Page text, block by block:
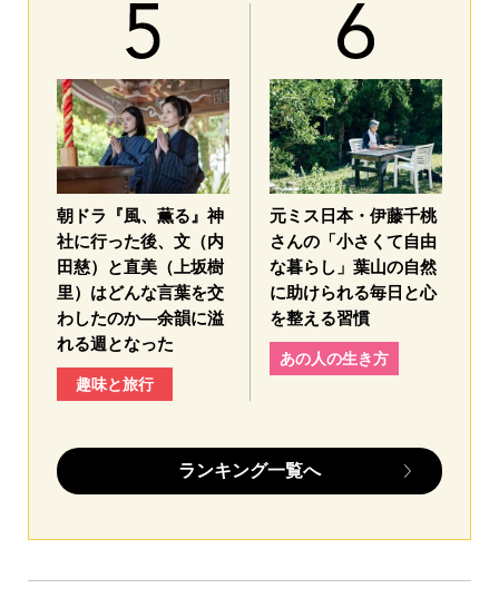
朝ドラ『風、薫る』神
社に行った後、文（内
田慈）と直美（上坂樹
里）はどんな言葉を交
わしたのか—余韻に溢
れる週となった
趣味と旅行
元ミス日本・伊藤千桃
さんの「小さくて自由
な暮らし」葉山の自然
に助けられる毎日と心
を整える習慣
あの人の生き方
ランキング一覧へ